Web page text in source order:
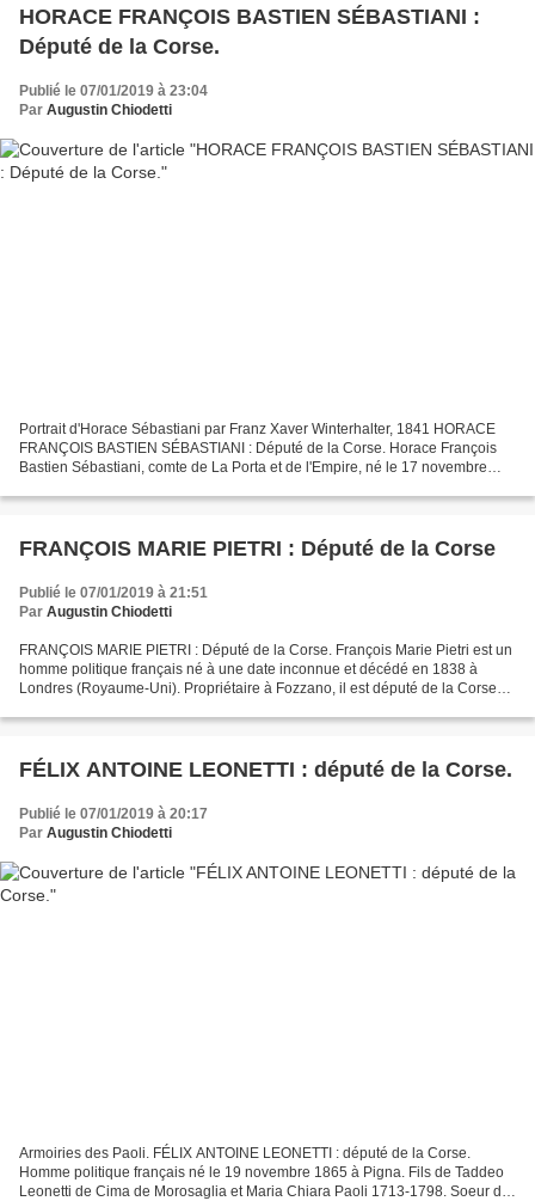
HORACE FRANÇOIS BASTIEN SÉBASTIANI :
Député de la Corse.
Publié le 07/01/2019 à 23:04
Par Augustin Chiodetti
Portrait d'Horace Sébastiani par Franz Xaver Winterhalter, 1841 HORACE
FRANÇOIS BASTIEN SÉBASTIANI : Député de la Corse. Horace François
Bastien Sébastiani, comte de La Porta et de l'Empire, né le 17 novembre
FRANÇOIS MARIE PIETRI : Député de la Corse
Publié le 07/01/2019 à 21:51
Par Augustin Chiodetti
FRANÇOIS MARIE PIETRI : Député de la Corse. François Marie Pietri est un
homme politique français né à une date inconnue et décédé en 1838 à
Londres (Royaume-Uni). Propriétaire à Fozzano, il est député de la Corse
FÉLIX ANTOINE LEONETTI : député de la Corse.
Publié le 07/01/2019 à 20:17
Par Augustin Chiodetti
Armoiries des Paoli. FÉLIX ANTOINE LEONETTI : député de la Corse.
Homme politique français né le 19 novembre 1865 à Pigna. Fils de Taddeo
Leonetti de Cima de Morosaglia et Maria Chiara Paoli 1713-1798. Soeur de